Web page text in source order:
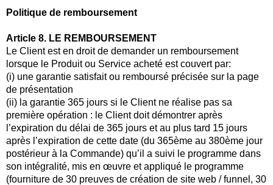
Politique de remboursement
Article 8. LE REMBOURSEMENT
Le Client est en droit de demander un remboursement
lorsque le Produit ou Service acheté est couvert par:
(i) une garantie satisfait ou remboursé précisée sur la page
de présentation
(ii) la garantie 365 jours si le Client ne réalise pas sa
première opération : le Client doit démontrer après
l’expiration du délai de 365 jours et au plus tard 15 jours
après l’expiration de cette date (du 365ème au 380ème jour
postérieur à la Commande) qu’il a suivi le programme dans
son intégralité, mis en œuvre et appliqué le programme
(fourniture de 30 preuves de création de site web / funnel, 30